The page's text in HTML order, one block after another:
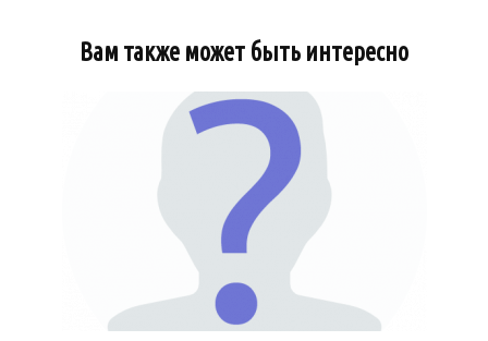
Вам также может быть интересно